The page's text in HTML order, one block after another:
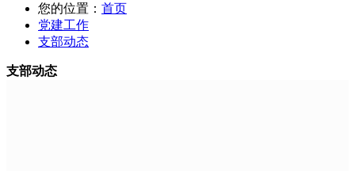
您的位置： 首页
党建工作
支部动态
支部动态